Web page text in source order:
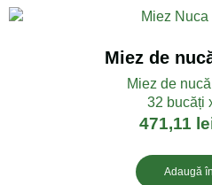
Miez de
Miez de
32 bucăți
471,11
Adaugă